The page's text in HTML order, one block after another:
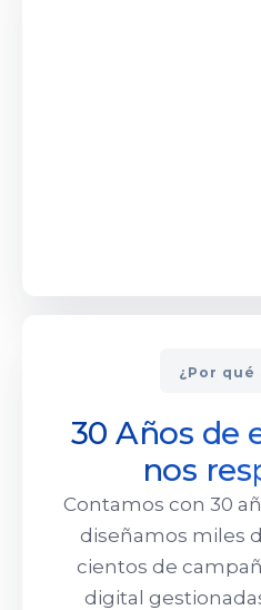
¿Por qué
30 Años de
nos
Contamos con 30
diseñamos miles
cientos de
digital